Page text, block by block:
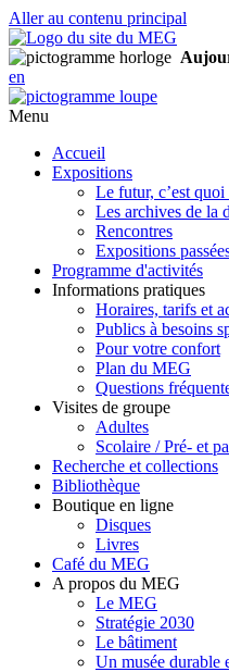
Aller au contenu principal
en
Menu
Accueil
Expositions
Le futur, c’est quoi
Les archives de la
Rencontres
Expositions
Programme d'activités
Informations pratiques
Horaires, tarifs et
Publics à besoins
Pour votre confort
Plan du MEG
Questions
Visites de groupe
Adultes
Scolaire / Pré- et
Recherche et collections
Bibliothèque
Boutique en ligne
Disques
Livres
Café du MEG
A propos du MEG
Le MEG
Stratégie 2030
Le bâtiment
Un musée durable